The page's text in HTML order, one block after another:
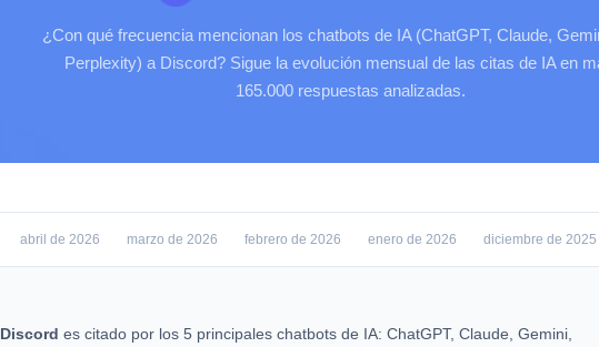
¿Con qué frecuencia mencionan los chatbots de IA (ChatGPT, Claude,
Perplexity) a Discord? Sigue la evolución mensual de las citas de IA en
165.000 respuestas analizadas.
abril de 2026 marzo de 2026 febrero de 2026 enero de 2026 diciembre de 2025
Discord es citado por los 5 principales chatbots de IA: ChatGPT, Claude, Gemini,